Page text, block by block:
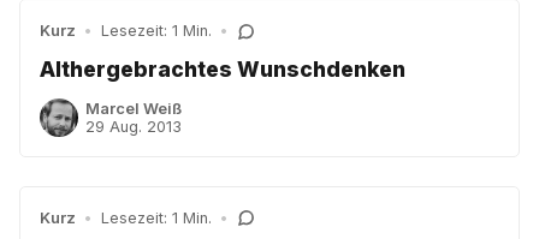
Kurz • Lesezeit: 1 Min. •
Althergebrachtes Wunschdenken
Marcel Weiß
29 Aug. 2013
Kurz • Lesezeit: 1 Min. •